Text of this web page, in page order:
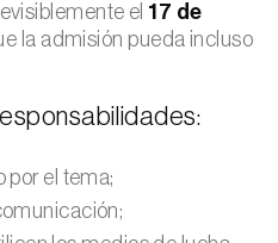
el 17 de
la admisión pueda incluso
por el tema;